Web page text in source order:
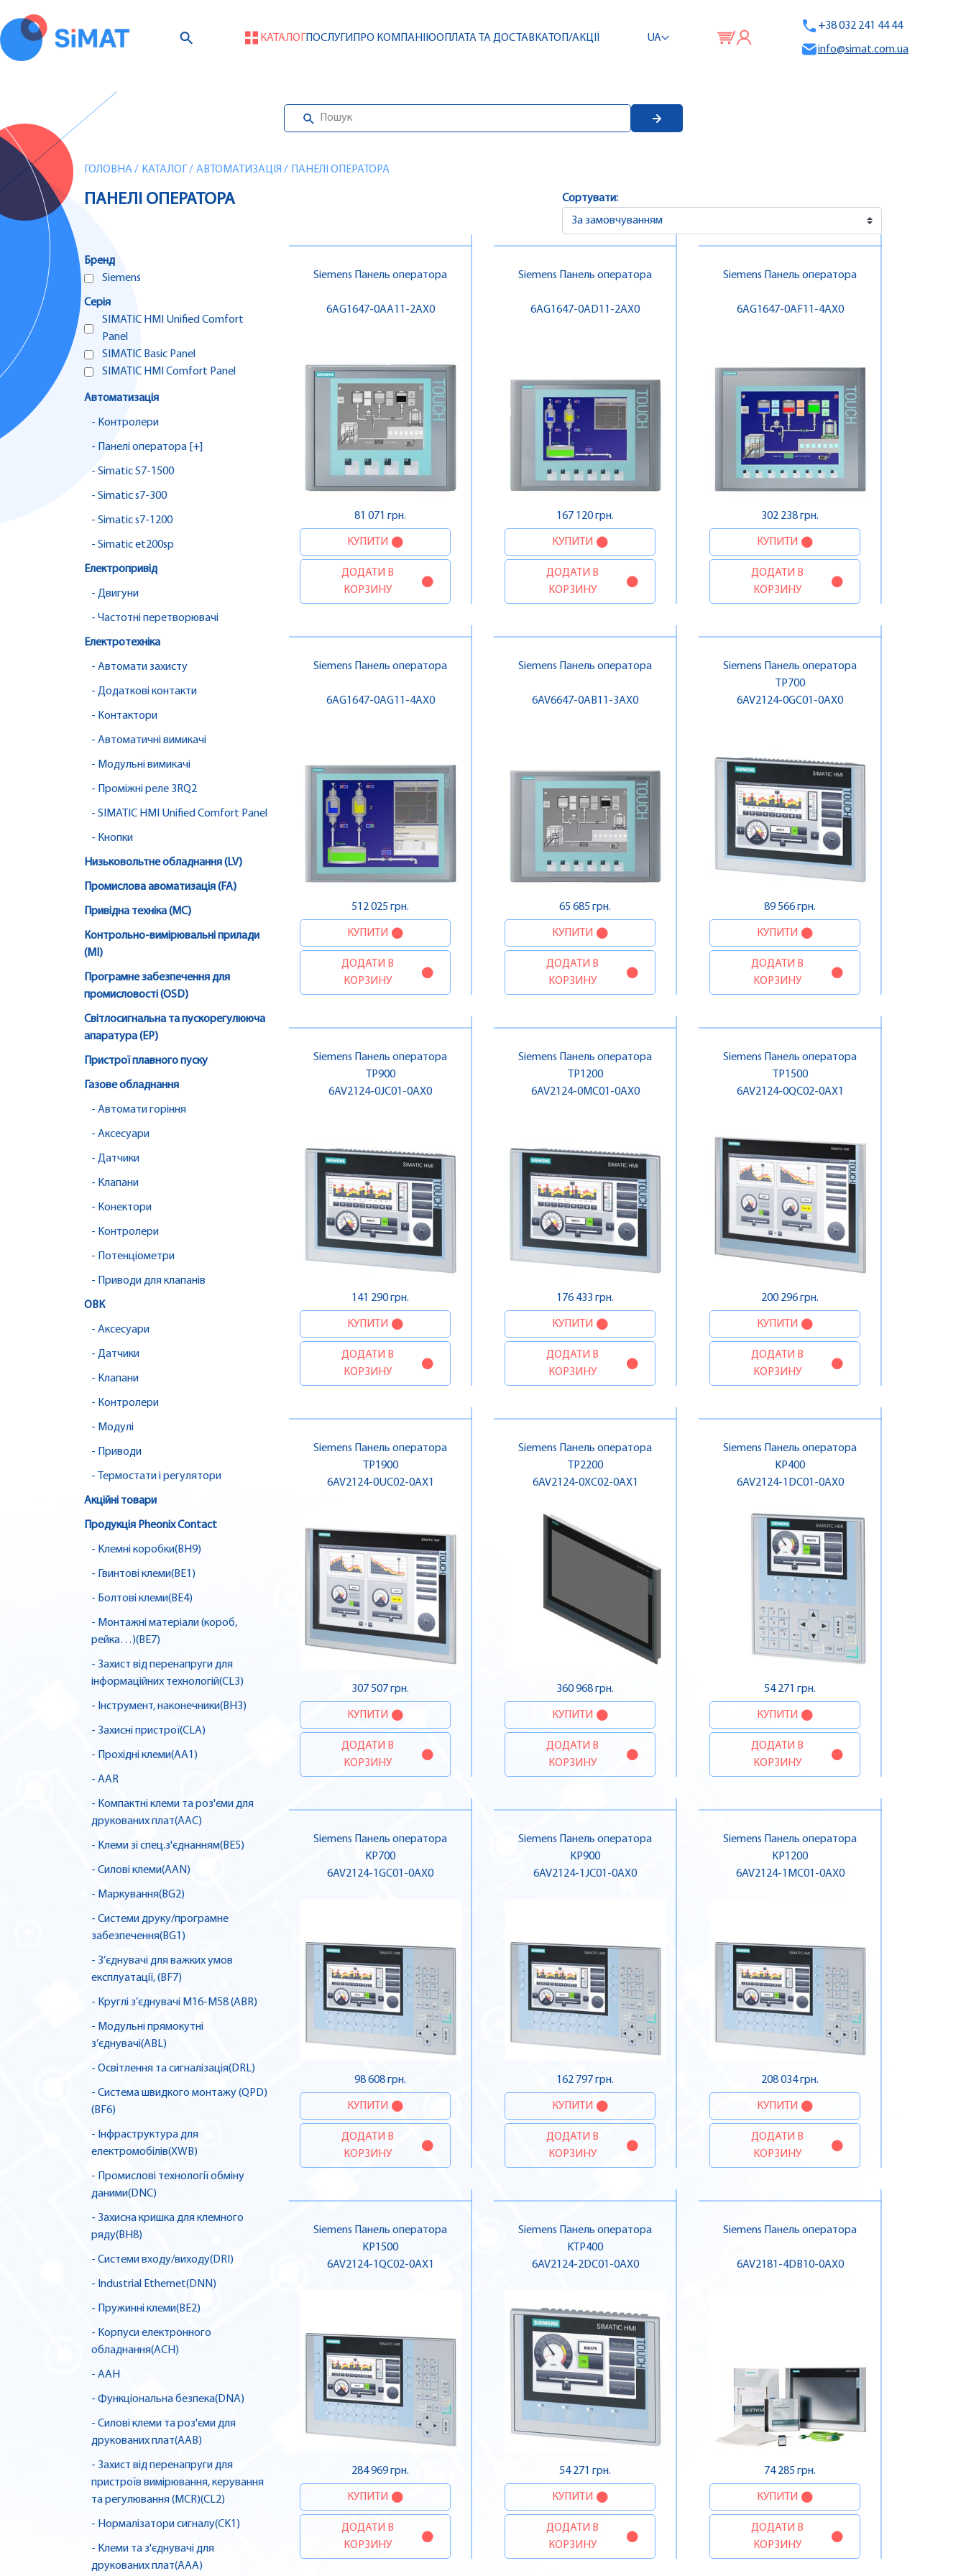
КАТАЛОГПОСЛУГИ ПРО КОМПАНІЮОПЛАТА ТА ДОСТАВКАТОП/АКЦІЇ UA
+38 032 241 44 44
info@simat.com.ua
ГОЛОВНА/ КАТАЛОГ / АВТОМАТИЗАЦІЯ / ПАНЕЛІ ОПЕРАТОРА
ПАНЕЛІ ОПЕРАТОРА Сортувати:
Бренд
Siemens
Серія
SIMATIC HMI Unified Comfort
Panel
SIMATIC Basic Panel
SIMATIC HMI Comfort Panel
Автоматизація
- Контролери
- Панелі оператора [+]
- Simatic S7-1500
- Simatic s7-300
- Simatic s7-1200
- Simatic et200sp
Електропривід
- Двигуни
- Частотні перетворювачі
Електротехніка
- Автомати захисту
- Додаткові контакти
- Контактори
- Автоматичні вимикачі
- Модульні вимикачі
- Проміжні реле 3RQ2
- SIMATIC HMI Unified Comfort Panel
- Кнопки
Низьковольтне обладнання (LV)
Промислова авоматизація (FA)
Привідна техніка (MC)
Контрольно-вимірювальні прилади
(MI)
Програмне забезпечення для
промисловості (OSD)
Світлосигнальна та пускорегулююча
апаратура (EP)
Пристрої плавного пуску
Газове обладнання
- Автомати горіння
- Аксесуари
- Датчики
- Клапани
- Конектори
- Контролери
- Потенціометри
- Приводи для клапанів
ОВК
- Аксесуари
- Датчики
- Клапани
- Контролери
- Модулі
- Приводи
- Термостати і регулятори
Акційні товари
Продукція Pheonix Contact
- Клемні коробки(BH9)
- Гвинтові клеми(BE1)
- Болтові клеми(BE4)
- Монтажні матеріали (короб,
рейка…)(BE7)
- Захист від перенапруги для
інформаційних технологій(CL3)
- Інструмент, наконечники(BH3)
- Захисні пристрої(CLA)
- Прохідні клеми(AA1)
- AAR
- Компактні клеми та роз'єми для
друкованих плат(AAC)
- Клеми зі спец.з'єднанням(BE5)
- Силові клеми(AAN)
- Маркування(BG2)
- Системи друку/програмне
забезпечення(BG1)
- З’єднувачі для важких умов
експлуатації, (BF7)
- Круглі з’єднувачі M16-M58 (ABR)
- Модульні прямокутні
з’єднувачі(ABL)
- Освітлення та сигналізація(DRL)
- Система швидкого монтажу (QPD)
(BF6)
- Інфраструктура для
електромобілів(XWB)
- Промислові технології обміну
даними(DNC)
- Захисна кришка для клемного
ряду(BH8)
- Системи входу/виходу(DRI)
- Industrial Ethernet(DNN)
- Пружинні клеми(BE2)
- Корпуси електронного
обладнання(ACH)
- AAH
- Функціональна безпека(DNA)
- Силові клеми та роз'єми для
друкованих плат(AAB)
- Захист від перенапруги для
пристроїв вимірювання, керування
та регулювання (MCR)(CL2)
- Нормалізатори сигналу(CK1)
- Клеми та з'єднувачі для
друкованих плат(AAA)
Siemens Панель оператора
6AG1647-0AA11-2AX0
81 071 грн.
КУПИТИ
ДОДАТИ В
КОРЗИНУ
Siemens Панель оператора
6AG1647-0AD11-2AX0
167 120 грн.
КУПИТИ
ДОДАТИ В
КОРЗИНУ
Siemens Панель оператора
6AG1647-0AF11-4AX0
302 238 грн.
КУПИТИ
ДОДАТИ В
КОРЗИНУ
Siemens Панель оператора
6AG1647-0AG11-4AX0
512 025 грн.
КУПИТИ
ДОДАТИ В
КОРЗИНУ
Siemens Панель оператора
6AV6647-0AB11-3AX0
65 685 грн.
КУПИТИ
ДОДАТИ В
КОРЗИНУ
Siemens Панель оператора
TP700
6AV2124-0GC01-0AX0
89 566 грн.
КУПИТИ
ДОДАТИ В
КОРЗИНУ
Siemens Панель оператора
TP900
6AV2124-0JC01-0AX0
141 290 грн.
КУПИТИ
ДОДАТИ В
КОРЗИНУ
Siemens Панель оператора
TP1200
6AV2124-0MC01-0AX0
176 433 грн.
КУПИТИ
ДОДАТИ В
КОРЗИНУ
Siemens Панель оператора
TP1500
6AV2124-0QC02-0AX1
200 296 грн.
КУПИТИ
ДОДАТИ В
КОРЗИНУ
Siemens Панель оператора
TP1900
6AV2124-0UC02-0AX1
307 507 грн.
КУПИТИ
ДОДАТИ В
КОРЗИНУ
Siemens Панель оператора
TP2200
6AV2124-0XC02-0AX1
360 968 грн.
КУПИТИ
ДОДАТИ В
КОРЗИНУ
Siemens Панель оператора
KP400
6AV2124-1DC01-0AX0
54 271 грн.
КУПИТИ
ДОДАТИ В
КОРЗИНУ
Siemens Панель оператора
KP700
6AV2124-1GC01-0AX0
98 608 грн.
КУПИТИ
ДОДАТИ В
КОРЗИНУ
Siemens Панель оператора
KP900
6AV2124-1JC01-0AX0
162 797 грн.
КУПИТИ
ДОДАТИ В
КОРЗИНУ
Siemens Панель оператора
KP1200
6AV2124-1MC01-0AX0
208 034 грн.
КУПИТИ
ДОДАТИ В
КОРЗИНУ
Siemens Панель оператора
KP1500
6AV2124-1QC02-0AX1
284 969 грн.
КУПИТИ
ДОДАТИ В
КОРЗИНУ
Siemens Панель оператора
KTP400
6AV2124-2DC01-0AX0
54 271 грн.
КУПИТИ
ДОДАТИ В
КОРЗИНУ
Siemens Панель оператора
6AV2181-4DB10-0AX0
74 285 грн.
КУПИТИ
ДОДАТИ В
КОРЗИНУ